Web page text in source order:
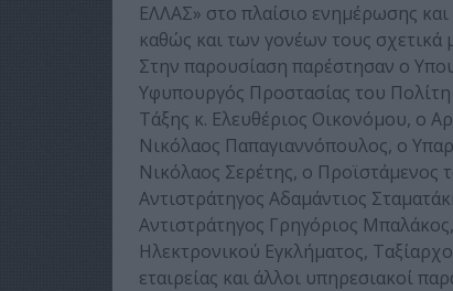
ΕΛΛΑΣ» στο πλαίσιο ενημέρωσης
καθώς και των γονέων τους σχετικά
Στην παρουσίαση παρέστησαν ο
Υφυπουργός Προστασίας του
Τάξης κ. Ελευθέριος Οικονόμου, ο
Νικόλαος Παπαγιαννόπουλος, ο
Νικόλαος Σερέτης, ο Προϊστάμενος
Αντιστράτηγος Αδαμάντιος
Αντιστράτηγος Γρηγόριος
Ηλεκτρονικού Εγκλήματος,
εταιρείας και άλλοι υπηρεσιακοί